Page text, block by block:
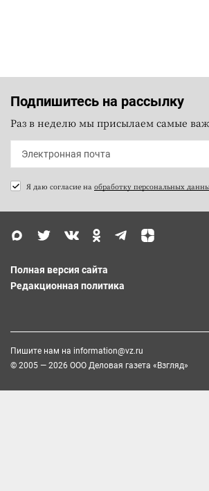
Подпишитесь на рассылку
Раз в неделю мы присылаем самые
Я даю согласие на обработку персональных
Полная версия сайта
Редакционная политика
Пишите нам на information@vz.ru
© 2005 — 2026 ООО Деловая газета «Взгляд»